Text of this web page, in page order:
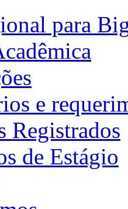
para
e
Registrados
de Estágio